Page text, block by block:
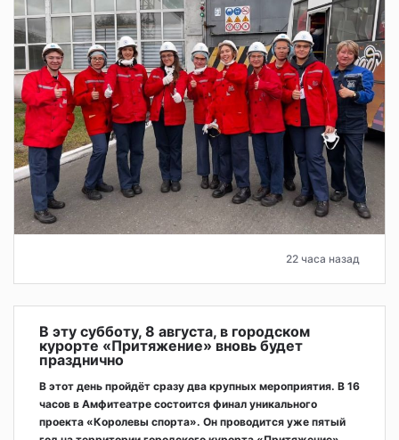
22 часа назад
В эту субботу, 8 августа, в городском
курорте «Притяжение» вновь будет
празднично
В этот день пройдёт сразу два крупных мероприятия. В 16
часов в Амфитеатре состоится финал уникального
проекта «Королевы спорта». Он проводится уже пятый